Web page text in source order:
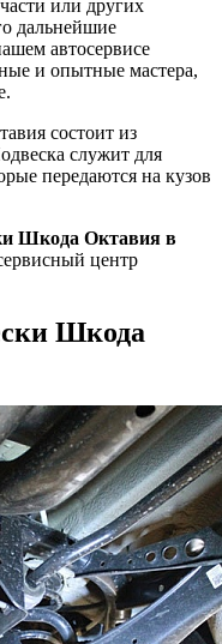
или других
дальнейшие
автосервисе
и опытные мастера,
состоит из
служит для
передаются на кузов
Шкода Октавия в
центр
Шкода